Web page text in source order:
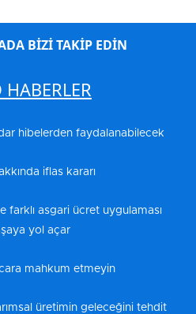
BİZİ TAKİP EDİN
HABERLER
hibelerden faydalanabilecek
iflas kararı
farklı asgari ücret uygulaması
yol açar
mahkum etmeyin
üretimin geleceğini tehdit